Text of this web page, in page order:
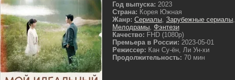
Год выпуска: 2023
Страна: Корея Южная
Жанр: Сериалы, Зарубежные сериалы,
Мелодрамы, Фэнтези
Качество: FHD (1080p)
Премьера в России: 2023-05-01
Режиссер: Кан Су-ён, Ли Ун-хи
Продолжительность: 70 мин